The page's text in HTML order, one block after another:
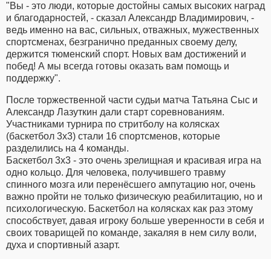
"Вы - это люди, которые достойны самых высоких наград
и благодарностей, - сказал Александр Владимирович, -
ведь именно на вас, сильных, отважных, мужественных
спортсменах, безгранично преданных своему делу,
держится тюменский спорт. Новых вам достижений и
побед! А мы всегда готовы оказать вам помощь и
поддержку".
После торжественной части судьи матча Татьяна Сыс и
Александр Лазуткин дали старт соревнованиям.
Участниками турнира по стритболу на колясках
(баскетбол 3x3) стали 16 спортсменов, которые
разделились на 4 команды.
Баскетбол 3x3 - это очень зрелищная и красивая игра на
одно кольцо. Для человека, получившего травму
спинного мозга или перенёсшего ампутацию ног, очень
важно пройти не только физическую реабилитацию, но и
психологическую. Баскетбол на колясках как раз этому
способствует, давая игроку больше уверенности в себя и
своих товарищей по команде, закаляя в нем силу воли,
духа и спортивный азарт.